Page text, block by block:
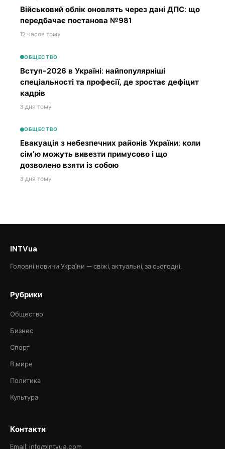
Військовий облік оновлять через дані ДПС: що
передбачає постанова №981
12 часов тому
ОБЩЕСТВО
Вступ-2026 в Україні: найпопулярніші
спеціальності та професії, де зростає дефіцит
кадрів
3 дня тому
ОБЩЕСТВО
Евакуація з небезпечних районів України: коли
сім’ю можуть вивезти примусово і що
дозволено взяти із собою
3 дня тому
INTVua
Головні новини України — свіжі, актуальні, за сьогодні.
Рубрики
Общество
Бизнес
Спорт
В мире
Политика
Культура
Контакти
Email: info@intvua.com